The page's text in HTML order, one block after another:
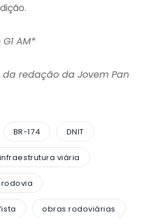
AM*
da redação da Jovem Pan
BR-174 DNIT
infraestrutura viária
obras rodoviárias